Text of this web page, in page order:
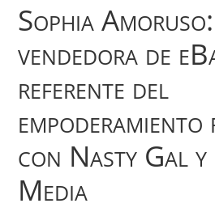
Sophia
vendedora de
referente del
empoderamiento
con Nasty Gal
Media